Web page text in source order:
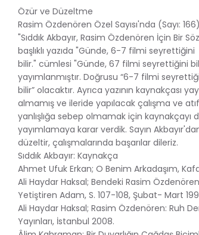
Özür ve Düzeltme
Rasim Özdenören Özel Sayısı'nda (Sayı: 166)
"Sıddık Akbayır, Rasim Özdenören İçin Bir
başlıklı yazıda "Günde, 6-7 filmi seyrettiğini
bilir." cümlesi "Günde, 67 filmi seyrettiğini
yayımlanmıştır. Doğrusu “6-7 filmi
bilir” olacaktır. Ayrıca yazının kaynakçası
almamış ve ileride yapılacak çalışma ve
yanlışlığa sebep olmamak için kaynakçayı
yayımlamaya karar verdik. Sayın
düzeltir, çalışmalarında başarılar dileriz.
Sıddık Akbayır: Kaynakça
Ahmet Ufuk Erkan; O Benim Arkadaşım,
Ali Haydar Haksal; Bendeki Rasim
Yetiştiren Adam, S. 107-108, Şubat- Mart
Ali Haydar Haksal; Rasim Özdenören: Ruh
Yayınları, İstanbul 2008.